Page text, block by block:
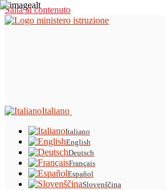
Salta al contenuto
Italiano
Italiano
English
Deutsch
Français
Español
Slovenščina